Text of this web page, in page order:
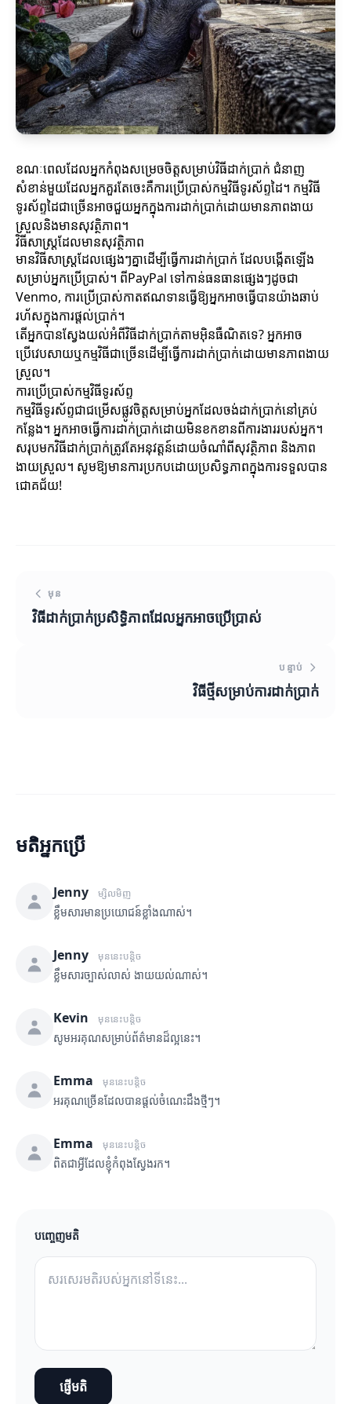
ខណៈពេលដែលអ្នកកំពុងសម្រេចចិត្តសម្រាប់វិធីដាក់ប្រាក់ ជំនាញ
សំខាន់មួយដែលអ្នកគួរតែចេះគឺការប្រើប្រាស់កម្មវិធីទូរស័ព្ទដៃ។ កម្មវិធី
ទូរស័ព្ទដៃជាច្រើនអាចជួយអ្នកក្នុងការដាក់ប្រាក់ដោយមានភាពងាយ
ស្រួលនិងមានសុវត្ថិភាព។
វិធីសាស្ត្រដែលមានសុវត្ថិភាព
មានវិធីសាស្ត្រដែលផ្សេងៗគ្នាដើម្បីធ្វើការដាក់ប្រាក់ ដែលបង្កើតឡើង
សម្រាប់អ្នកប្រើប្រាស់។ ពីPayPal ទៅកាន់ធនធានផ្សេងៗដូចជា
Venmo, ការប្រើប្រាស់កាតឥណទានធ្វើឱ្យអ្នកអាចធ្វើបានយ៉ាងឆាប់
រហ័សក្នុងការផ្តល់ប្រាក់។
តើអ្នកបានស្វែងយល់អំពីវិធីដាក់ប្រាក់តាមអ៊ិនធឺណិតទេ? អ្នកអាច
ប្រើវេបសាយឬកម្មវិធីជាច្រើនដើម្បីធ្វើការដាក់ប្រាក់ដោយមានភាពងាយ
ស្រួល។
ការប្រើប្រាស់កម្មវិធីទូរស័ព្ទ
កម្មវិធីទូរស័ព្ទជាជម្រើសផ្លូវចិត្តសម្រាប់អ្នកដែលចង់ដាក់ប្រាក់នៅគ្រប់
កន្លែង។ អ្នកអាចធ្វើការដាក់ប្រាក់ដោយមិនខកខានពីការងាររបស់អ្នក។
សរុបមកវិធីដាក់ប្រាក់ត្រូវតែអនុវត្តន៍ដោយចំណាំពីសុវត្ថិភាព និងភាព
ងាយស្រួល។ សូមឱ្យមានការប្រកបដោយប្រសិទ្ធភាពក្នុងការទទួលបាន
ជោគជ័យ!
មុន
វិធីដាក់ប្រាក់ប្រសិទ្ធិភាពដែលអ្នកអាចប្រើប្រាស់
បន្ទាប់
វិធីថ្មីសម្រាប់ការដាក់ប្រាក់
មតិអ្នកប្រើ
Jenny ម្សិលមិញ
ខ្លឹមសារមានប្រយោជន៍ខ្លាំងណាស់។
Jenny មុននេះបន្តិច
ខ្លឹមសារច្បាស់លាស់ ងាយយល់ណាស់។
Kevin មុននេះបន្តិច
សូមអរគុណសម្រាប់ព័ត៌មានដ៏ល្អនេះ។
Emma មុននេះបន្តិច
អរគុណច្រើនដែលបានផ្តល់ចំណេះដឹងថ្មីៗ។
Emma មុននេះបន្តិច
ពិតជាអ្វីដែលខ្ញុំកំពុងស្វែងរក។
បញ្ចេញមតិ
ផ្ញើមតិ